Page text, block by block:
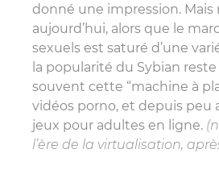
donné une impression. Mais
aujourd’hui, alors que le
sexuels est saturé d’une
la popularité du Sybian
souvent cette “machine à
vidéos porno, et depuis peu
jeux pour adultes en ligne.
l’ère de la virtualisation,